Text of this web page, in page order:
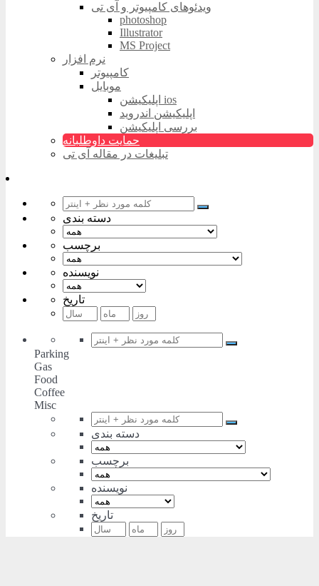
ویدئوهای کامپیوتر و آی تی
photoshop
Illustrator
MS Project
نرم افزار
کامپیوتر
موبایل
اپلیکیشن ios
اپلیکیشن اندروید
بررسی اپلیکیشن
حمایت داوطلبانه
تبلیغات در مقاله آی تی
دسته بندی
برچسب
نویسنده
تاریخ
Parking
Gas
Food
Coffee
Misc
دسته بندی
برچسب
نویسنده
تاریخ